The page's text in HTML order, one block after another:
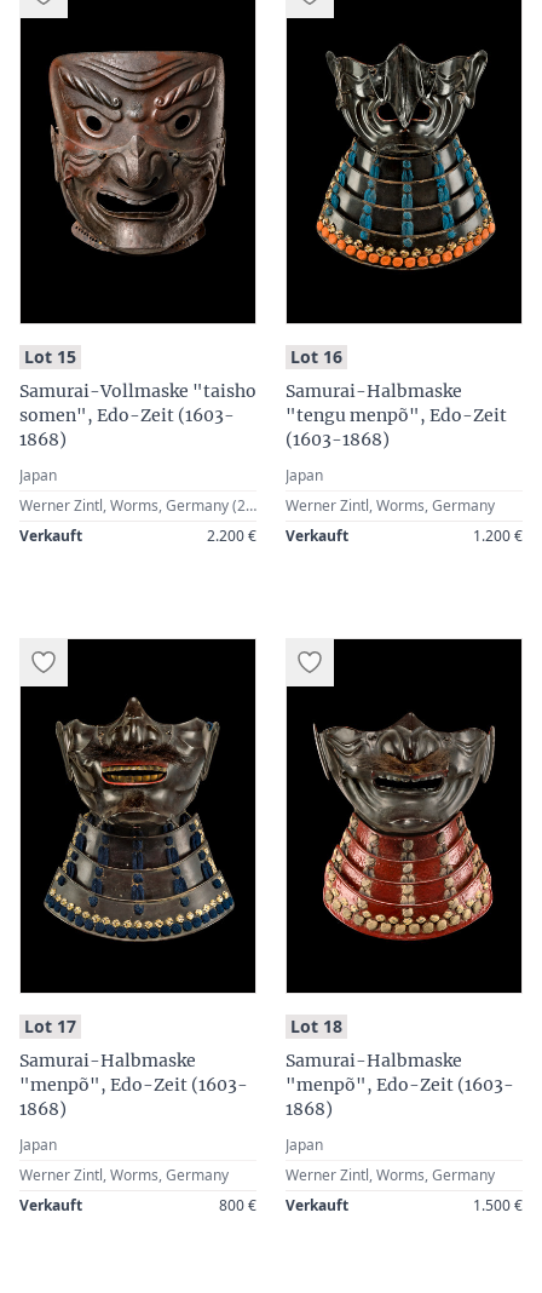
Lot 15:
Samurai-Vollmaske "taisho
somen", Edo-Zeit (1603-
1868)
Japan
Werner Zintl, Worms, Germany (2013)
Verkauft
2.200 €
Lot 16:
Samurai-Halbmaske
"tengu menpõ", Edo-Zeit
(1603-1868)
Japan
Werner Zintl, Worms, Germany
Verkauft
1.200 €
Lot 17:
Samurai-Halbmaske
"menpõ", Edo-Zeit (1603-
1868)
Japan
Werner Zintl, Worms, Germany
Verkauft
800 €
Lot 18:
Samurai-Halbmaske
"menpõ", Edo-Zeit (1603-
1868)
Japan
Werner Zintl, Worms, Germany
Verkauft
1.500 €